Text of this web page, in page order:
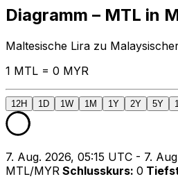
Diagramm – MTL in
Maltesische Lira zu
1 MTL = 0 MYR
12H 1D 1W 1M 1Y 2Y 5Y
7. Aug. 2026, 05:15 UTC - 7.
MTL/MYR Schlusskurs: 0